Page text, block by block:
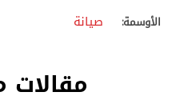
الأوسمة: صيانة
مقالات